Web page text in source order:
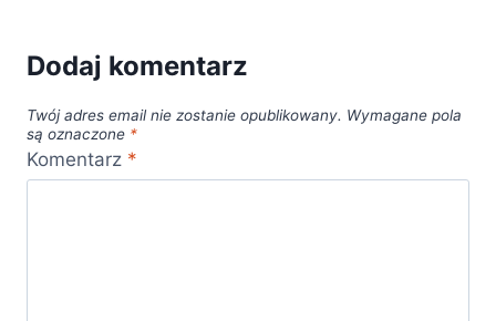
Dodaj komentarz
Twój adres email nie zostanie opublikowany. Wymagane pola
są oznaczone *
Komentarz *